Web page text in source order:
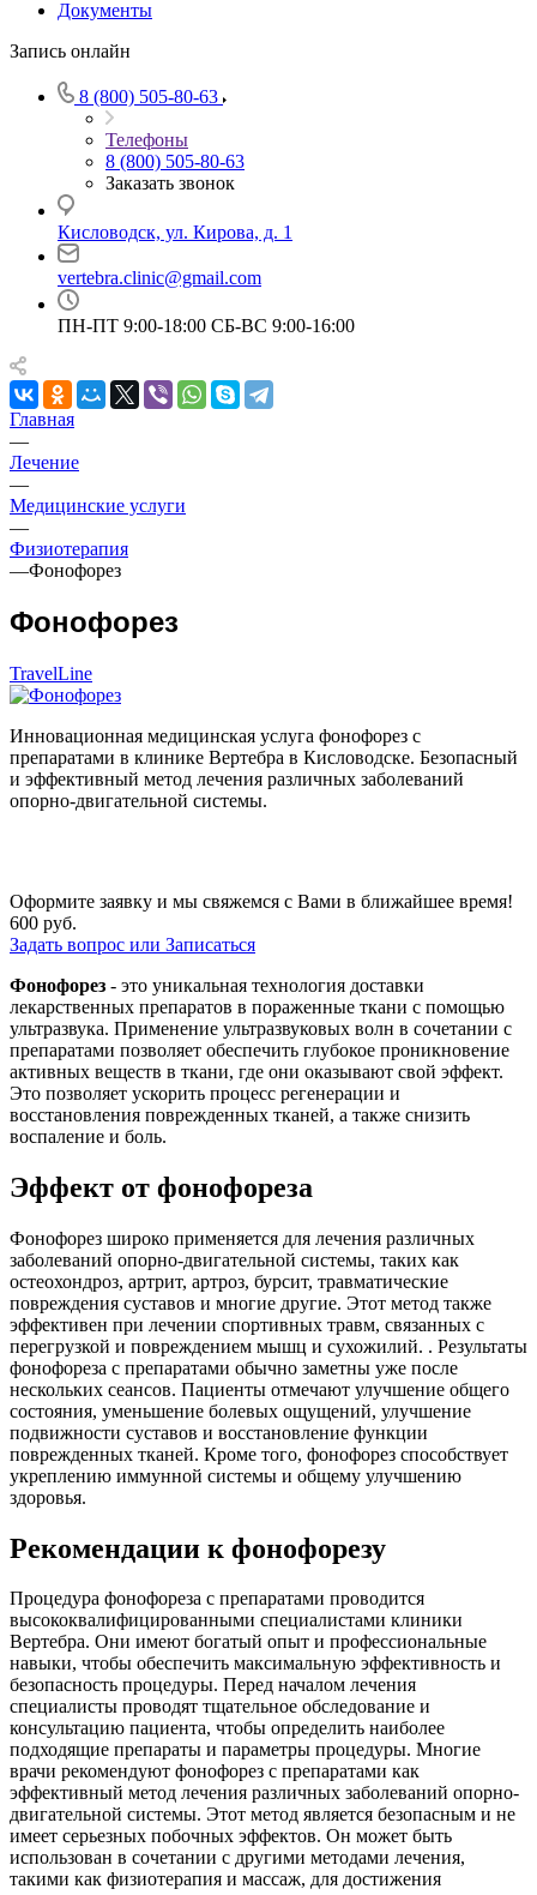
Документы
Запись онлайн
8 (800) 505-80-63
Телефоны
8 (800) 505-80-63
Заказать звонок
Кисловодск, ул. Кирова, д. 1
vertebra.clinic@gmail.com
ПН-ПТ 9:00-18:00 СБ-ВС 9:00-16:00
Главная
—
Лечение
—
Медицинские услуги
—
Физиотерапия
—Фонофорез
Фонофорез
TravelLine
Инновационная медицинская услуга фонофорез с
препаратами в клинике Вертебра в Кисловодске. Безопасный
и эффективный метод лечения различных заболеваний
опорно-двигательной системы.
Оформите заявку и мы свяжемся с Вами в ближайшее время!
600 руб.
Задать вопрос или Записаться
Фонофорез - это уникальная технология доставки
лекарственных препаратов в пораженные ткани с помощью
ультразвука. Применение ультразвуковых волн в сочетании с
препаратами позволяет обеспечить глубокое проникновение
активных веществ в ткани, где они оказывают свой эффект.
Это позволяет ускорить процесс регенерации и
восстановления поврежденных тканей, а также снизить
воспаление и боль.
Эффект от фонофореза
Фонофорез широко применяется для лечения различных
заболеваний опорно-двигательной системы, таких как
остеохондроз, артрит, артроз, бурсит, травматические
повреждения суставов и многие другие. Этот метод также
эффективен при лечении спортивных травм, связанных с
перегрузкой и повреждением мышц и сухожилий. . Результаты
фонофореза с препаратами обычно заметны уже после
нескольких сеансов. Пациенты отмечают улучшение общего
состояния, уменьшение болевых ощущений, улучшение
подвижности суставов и восстановление функции
поврежденных тканей. Кроме того, фонофорез способствует
укреплению иммунной системы и общему улучшению
здоровья.
Рекомендации к фонофорезу
Процедура фонофореза с препаратами проводится
высококвалифицированными специалистами клиники
Вертебра. Они имеют богатый опыт и профессиональные
навыки, чтобы обеспечить максимальную эффективность и
безопасность процедуры. Перед началом лечения
специалисты проводят тщательное обследование и
консультацию пациента, чтобы определить наиболее
подходящие препараты и параметры процедуры. Многие
врачи рекомендуют фонофорез с препаратами как
эффективный метод лечения различных заболеваний опорно-
двигательной системы. Этот метод является безопасным и не
имеет серьезных побочных эффектов. Он может быть
использован в сочетании с другими методами лечения,
такими как физиотерапия и массаж, для достижения